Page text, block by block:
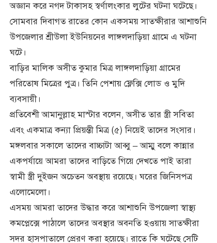
অজ্ঞান করে নগদ টাকাসহ স্বর্ণালংকার লুটের ঘটনা ঘটেছে।
সোমবার দিবাগত রাতের কোন একসময় সাতক্ষীরার আশাশুনি
উপজেলার শ্রীউলা ইউনিয়নের লাঙ্গলদাড়িয়া গ্রামে এ ঘটনা
ঘটে।
বাড়ির মালিক অসীত কুমার মিত্র লাঙ্গলদাড়িয়া গ্রামের
পরিতোষ মিত্রের পুত্র। তিনি পেশায় ফ্লেক্সি লোড ও মুদি
ব্যবসায়ী।
প্রতিবেশী আমানুল্লাহ মাস্টার বলেন, অসীত তার স্ত্রী সবিতা
এবং একমাত্র কন্যা প্রিয়ন্তী মিত্র (৫) নিয়েই তাদের সংসার।
মঙ্গলবার সকালে তাদের বাচ্চাটা আব্বু – আম্মু বলে কান্নার
একপর্যায়ে আমরা তাদের বাড়িতে গিয়ে দেখতে পাই তারা
স্বামী স্ত্রী দুইজন অচেতন অবস্থায় রয়েছে। ঘরের জিনিসপত্র
এলোমেলো।
এসময় আমরা তাদের উদ্ধার করে আশাশুনি উপজেলা স্বাস্থ্য
কমপ্লেক্সে পাঠালে তাদের অবস্থার অবনতি হওয়ায় সাতক্ষীরা
সদর হাসপাতালে প্রেরণ করা হয়েছে। রাতে কি ঘটেছে সেটি